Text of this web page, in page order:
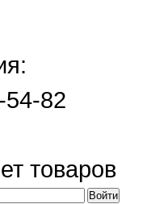
54-82
товаров